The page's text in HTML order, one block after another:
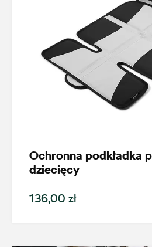
Ochronna podkładka
dziecięcy
136,00 zł